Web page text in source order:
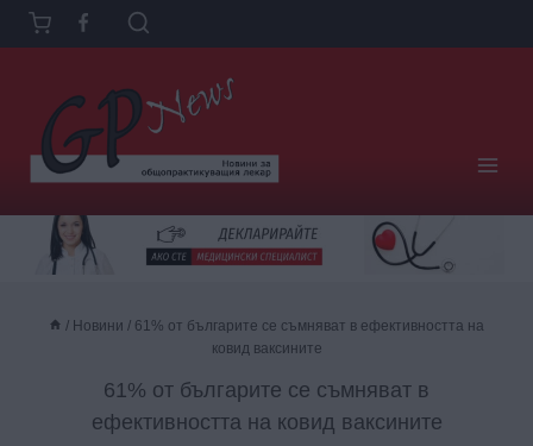
Към
съдържанието
/ Новини / 61% от българите се съмняват в ефективността на
ковид ваксините
61% от българите се съмняват в
ефективността на ковид ваксините